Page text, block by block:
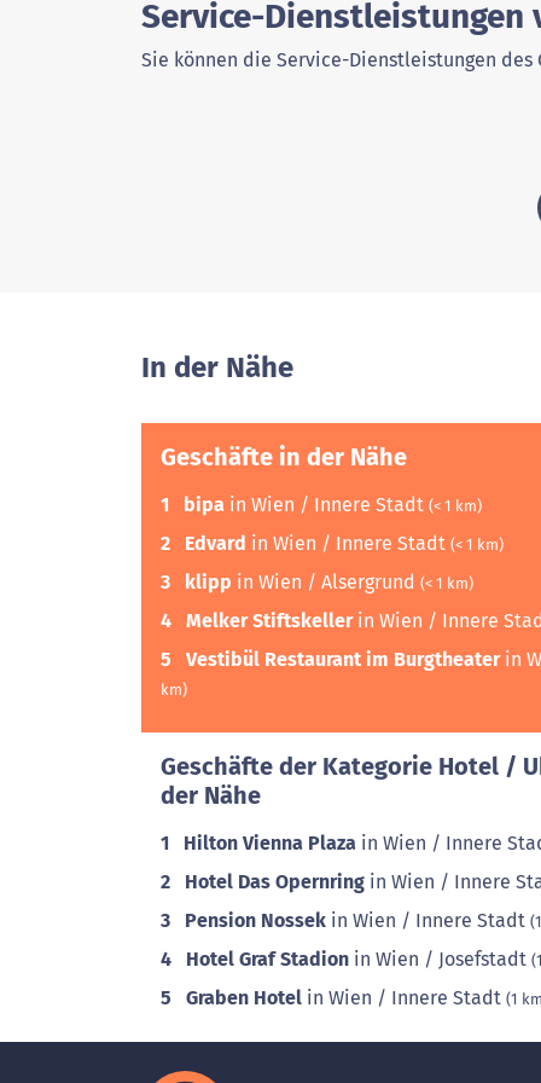
Service-Dienstleistungen
Sie können die Service-Dienstleistungen des
In der Nähe
Geschäfte in der Nähe
1 bipa in Wien / Innere Stadt (< 1 km)
2 Edvard in Wien / Innere Stadt (< 1 km)
3 klipp in Wien / Alsergrund (< 1 km)
4 Melker Stiftskellerin Wien / Innere
5
Vestibül Restaurant im Burgtheaterin
km)
Geschäfte der Kategorie Hotel /
der Nähe
1 Hilton Vienna Plaza in Wien / Innere
2
Hotel Das Opernring in Wien / Innere
3
Pension Nossek in Wien / Innere Stadt
4 Hotel Graf Stadion in Wien / Josefstadt
5 Graben Hotel in Wien / Innere Stadt (1